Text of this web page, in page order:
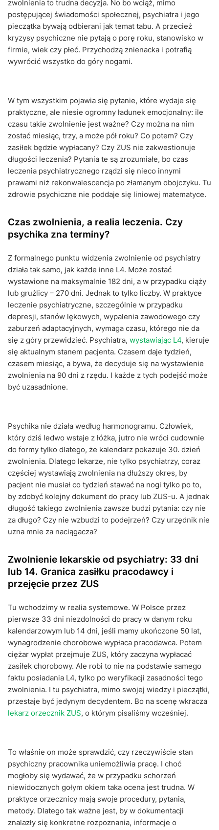
zwolnienia to trudna decyzja. No bo wciąż, mimo
postępującej świadomości społecznej, psychiatra i jego
pieczątka bywają odbierani jak temat tabu. A przecież
kryzysy psychiczne nie pytają o porę roku, stanowisko w
firmie, wiek czy płeć. Przychodzą znienacka i potrafią
wywrócić wszystko do góry nogami.
W tym wszystkim pojawia się pytanie, które wydaje się
praktyczne, ale niesie ogromny ładunek emocjonalny: ile
czasu takie zwolnienie jest ważne? Czy można na nim
zostać miesiąc, trzy, a może pół roku? Co potem? Czy
zasiłek będzie wypłacany? Czy ZUS nie zakwestionuje
długości leczenia? Pytania te są zrozumiałe, bo czas
leczenia psychiatrycznego rządzi się nieco innymi
prawami niż rekonwalescencja po złamanym obojczyku. Tu
zdrowie psychiczne nie poddaje się liniowej matematyce.
Czas zwolnienia, a realia leczenia. Czy
psychika zna terminy?
Z formalnego punktu widzenia zwolnienie od psychiatry
działa tak samo, jak każde inne L4. Może zostać
wystawione na maksymalnie 182 dni, a w przypadku ciąży
lub gruźlicy – 270 dni. Jednak to tylko liczby. W praktyce
leczenie psychiatryczne, szczególnie w przypadku
depresji, stanów lękowych, wypalenia zawodowego czy
zaburzeń adaptacyjnych, wymaga czasu, którego nie da
się z góry przewidzieć. Psychiatra, wystawiając L4, kieruje
się aktualnym stanem pacjenta. Czasem daje tydzień,
czasem miesiąc, a bywa, że decyduje się na wystawienie
zwolnienia na 90 dni z rzędu. I każde z tych podejść może
być uzasadnione.
Psychika nie działa według harmonogramu. Człowiek,
który dziś ledwo wstaje z łóżka, jutro nie wróci cudownie
do formy tylko dlatego, że kalendarz pokazuje 30. dzień
zwolnienia. Dlatego lekarze, nie tylko psychiatrzy, coraz
częściej wystawiają zwolnienia na dłuższy okres, by
pacjent nie musiał co tydzień stawać na nogi tylko po to,
by zdobyć kolejny dokument do pracy lub ZUS-u. A jednak
długość takiego zwolnienia zawsze budzi pytania: czy nie
za długo? Czy nie wzbudzi to podejrzeń? Czy urzędnik nie
uzna mnie za naciągacza?
Zwolnienie lekarskie od psychiatry: 33 dni
lub 14. Granica zasiłku pracodawcy i
przejęcie przez ZUS
Tu wchodzimy w realia systemowe. W Polsce przez
pierwsze 33 dni niezdolności do pracy w danym roku
kalendarzowym lub 14 dni, jeśli mamy ukończone 50 lat,
wynagrodzenie chorobowe wypłaca pracodawca. Potem
ciężar wypłat przejmuje ZUS, który zaczyna wypłacać
zasiłek chorobowy. Ale robi to nie na podstawie samego
faktu posiadania L4, tylko po weryfikacji zasadności tego
zwolnienia. I tu psychiatra, mimo swojej wiedzy i pieczątki,
przestaje być jedynym decydentem. Bo na scenę wkracza
lekarz orzecznik ZUS, o którym pisaliśmy wcześniej.
To właśnie on może sprawdzić, czy rzeczywiście stan
psychiczny pracownika uniemożliwia pracę. I choć
mogłoby się wydawać, że w przypadku schorzeń
niewidocznych gołym okiem taka ocena jest trudna. W
praktyce orzecznicy mają swoje procedury, pytania,
metody. Dlatego tak ważne jest, by w dokumentacji
znalazły się konkretne rozpoznania, informacje o